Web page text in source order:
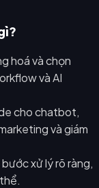
hoá và chọn
và AI
cho chatbot,
và giám
xử lý rõ ràng,